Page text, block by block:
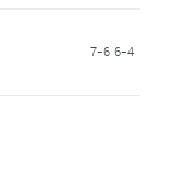
7-6 6-4